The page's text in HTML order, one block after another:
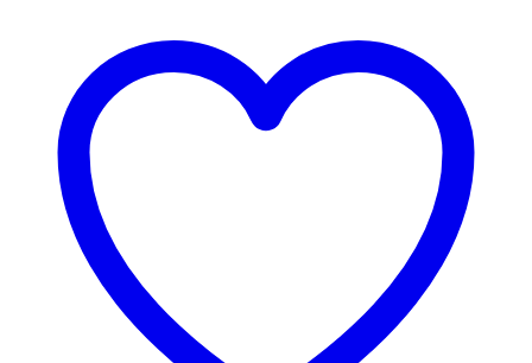
9/16
ET
3/4)
MILWAUKEE
quantité